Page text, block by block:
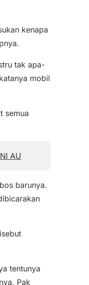
kenapa
tak apa-
mobil
semua
AU
barunya.
tentunya
Pak